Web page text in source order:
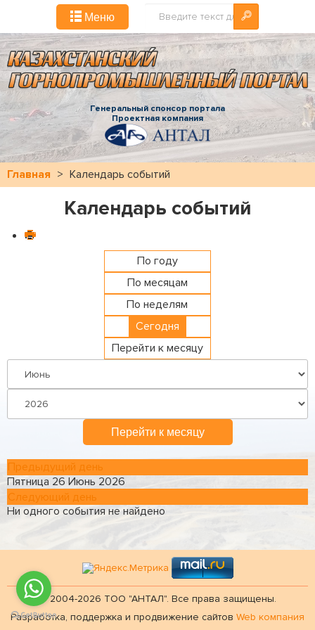
Меню
Генеральный спонсор портала
Проектная компания
Главная > Календарь событий
Календарь событий
По году
По месяцам
По неделям
Сегодня
Перейти к месяцу
Перейти к месяцу
Предыдущий день
Пятница 26 Июнь 2026
Следующий день
Ни одного события не найдено
© 2004-2026 ТОО "АНТАЛ". Все права защищены.
Разработка, поддержка и продвижение сайтов Web компания